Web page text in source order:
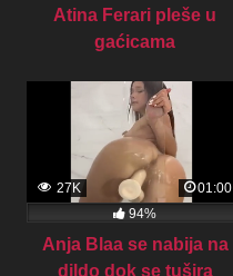
Atina Ferari pleše u
gaćicama
27K
01:00
94%
Anja Blaa se nabija na
dildo dok se tušira